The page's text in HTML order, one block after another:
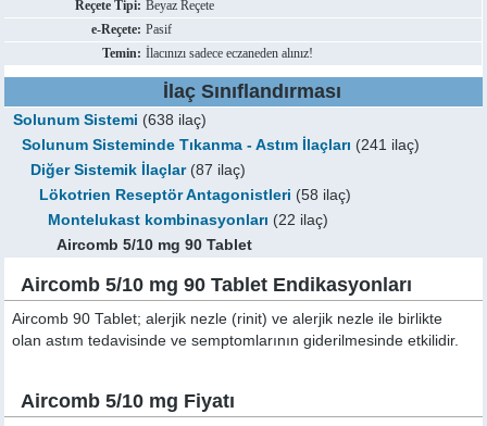
Reçete Tipi: Beyaz Reçete
e-Reçete: Pasif
Temin: İlacınızı sadece eczaneden alınız!
İlaç Sınıflandırması
Solunum Sistemi (638 ilaç)
Solunum Sisteminde Tıkanma - Astım İlaçları (241 ilaç)
Diğer Sistemik İlaçlar(87 ilaç)
Lökotrien Reseptör Antagonistleri (58 ilaç)
Montelukast kombinasyonları (22 ilaç)
Aircomb 5/10 mg 90 Tablet
Aircomb 5/10 mg 90 Tablet Endikasyonları
Aircomb 90 Tablet; alerjik nezle (rinit) ve alerjik nezle ile birlikte
olan astım tedavisinde ve semptomlarının giderilmesinde etkilidir.
Aircomb 5/10 mg Fiyatı